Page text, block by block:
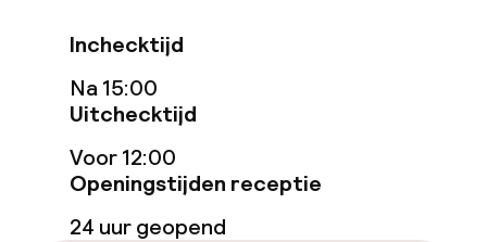
Kleine huisdieren toegestaan (minder
Inchecktijd
Na 15:00
Uitchecktijd
Voor 12:00
Openingstijden receptie
24 uur geopend